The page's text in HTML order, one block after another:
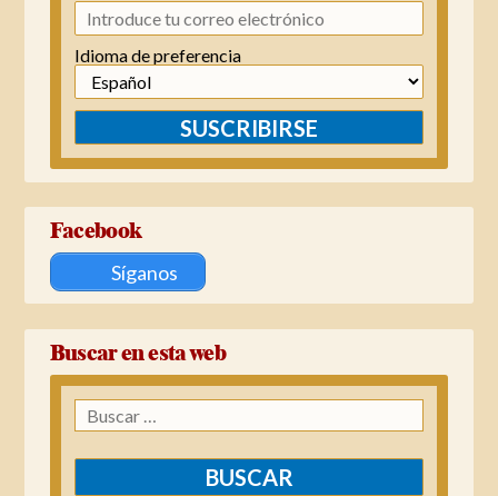
Idioma de preferencia
SUSCRIBIRSE
Facebook
Síganos
Buscar en esta web
Buscar: